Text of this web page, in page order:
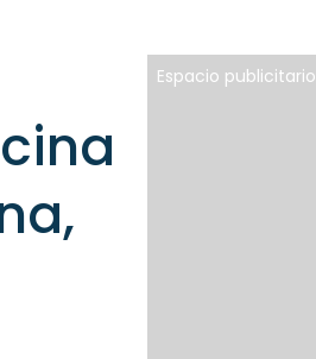
Espacio publicitario